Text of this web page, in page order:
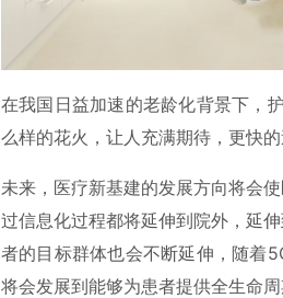
在我国日益加速的老龄化背景下，
么样的花火，让人充满期待，更快
未来，医疗新基建的发展方向将会
过信息化过程都将延伸到院外，延
者的目标群体也会不断延伸，随着
将会发展到能够为患者提供全生命周